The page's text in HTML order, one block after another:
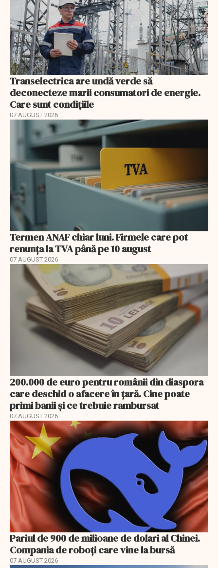
Transelectrica are undă verde să
deconecteze marii consumatori de energie.
Care sunt condițiile
07 AUGUST 2026
Termen ANAF chiar luni. Firmele care pot
renunța la TVA până pe 10 august
07 AUGUST 2026
200.000 de euro pentru românii din diaspora
care deschid o afacere în țară. Cine poate
primi banii și ce trebuie rambursat
07 AUGUST 2026
Pariul de 900 de milioane de dolari al Chinei.
Compania de roboți care vine la bursă
07 AUGUST 2026